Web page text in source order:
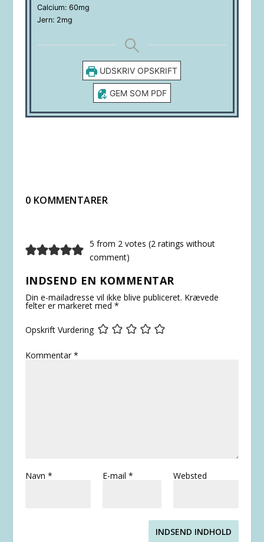
Calcium: 60mg
Jern: 2mg
UDSKRIV OPSKRIFT
GEM SOM PDF
0 KOMMENTARER
5 from 2 votes (2 ratings without
comment)
INDSEND EN KOMMENTAR
Din e-mailadresse vil ikke blive publiceret. Krævede
felter er markeret med *
Opskrift Vurdering
Kommentar*
Navn * E-mail * Websted
INDSEND INDHOLD